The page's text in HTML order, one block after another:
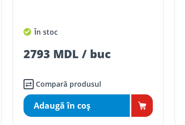
În stoc
2793 MDL / buc
Compară produsul
Adaugă în coş